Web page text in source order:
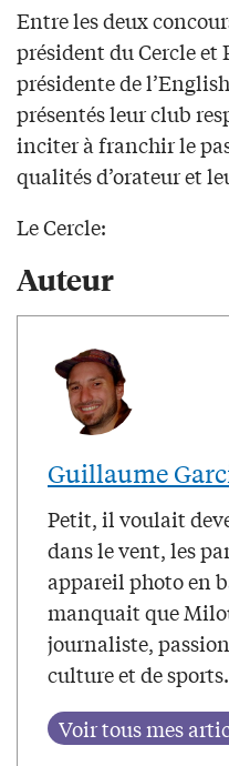
Entre les deux
président du Cercle
présidente de
présentés leur club
inciter à franchir le
qualités d’orateur et
Le Cercle:
Auteur
Guillaume
Petit, il voulait
dans le vent, les
appareil photo en
manquait que
journaliste,
culture et de sports.